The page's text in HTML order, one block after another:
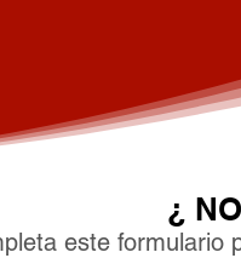
¿
este formulario